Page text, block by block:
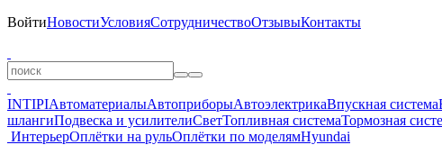
ВойтиНовостиУсловияСотрудничествоОтзывыКонтакты
INTIPIАвтоматериалыАвтоприборыАвтоэлектрикаВпускная система
шлангиПодвеска и усилителиСветТопливная системаТормозная
ИнтерьерОплётки на рульОплётки по моделямHyundai